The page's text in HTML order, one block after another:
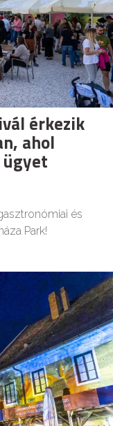
érkezik
ahol
és
Park!